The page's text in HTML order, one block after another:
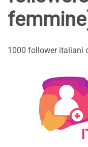
1000 follower italiani